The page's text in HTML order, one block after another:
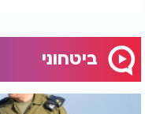
ביטחוני